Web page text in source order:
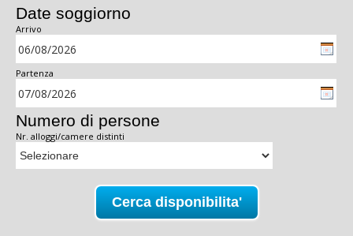
Date soggiorno
Arrivo
Partenza
Numero di persone
Nr. alloggi/camere distinti